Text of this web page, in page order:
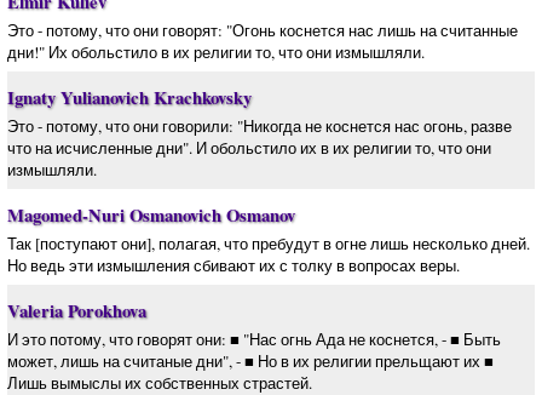
Это - потому, что они говорят: "Огонь коснется нас лишь на считанные
дни!" Их обольстило в их религии то, что они измышляли.
Ignaty Yulianovich Krachkovsky
Это - потому, что они говорили: "Никогда не коснется нас огонь, разве
что на исчисленные дни". И обольстило их в их религии то, что они
измышляли.
Magomed-Nuri Osmanovich Osmanov
Так [поступают они], полагая, что пребудут в огне лишь несколько дней.
Но ведь эти измышления сбивают их с толку в вопросах веры.
Valeria Porokhova
И это потому, что говорят они: ■ "Нас огнь Ада не коснется, - ■ Быть
может, лишь на считаные дни", - ■ Но в их религии прельщают их ■
Лишь вымыслы их собственных страстей.